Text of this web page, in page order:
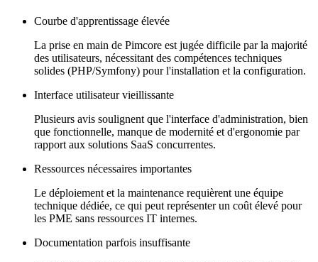
Courbe d'apprentissage élevée
La prise en main de Pimcore est jugée difficile par la majorité
des utilisateurs, nécessitant des compétences techniques
solides (PHP/Symfony) pour l'installation et la configuration.
Interface utilisateur vieillissante
Plusieurs avis soulignent que l'interface d'administration, bien
que fonctionnelle, manque de modernité et d'ergonomie par
rapport aux solutions SaaS concurrentes.
Ressources nécessaires importantes
Le déploiement et la maintenance requièrent une équipe
technique dédiée, ce qui peut représenter un coût élevé pour
les PME sans ressources IT internes.
Documentation parfois insuffisante